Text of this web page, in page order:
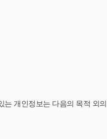
개인정보는 다음의 목적